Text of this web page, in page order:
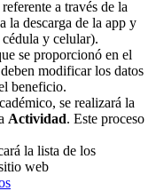
a través de la
la descarga de la app y
y celular).
se proporcionó en el
modificar los datos
beneficio.
se realizará la
Actividad. Este proceso
la lista de los
web